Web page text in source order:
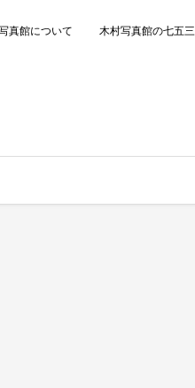
真館について 木村写真館の七五三